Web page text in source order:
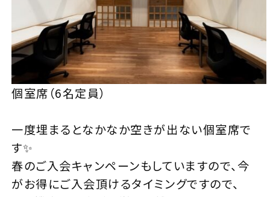
個室席（6名定員）
一度埋まるとなかなか空きが出ない個室席で
す✨
春のご入会キャンペーンもしていますので、今
がお得にご入会頂けるタイミングですので、